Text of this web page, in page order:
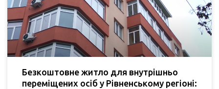
Безкоштовне житло для внутрішньо
переміщених осіб у Рівненському регіоні: